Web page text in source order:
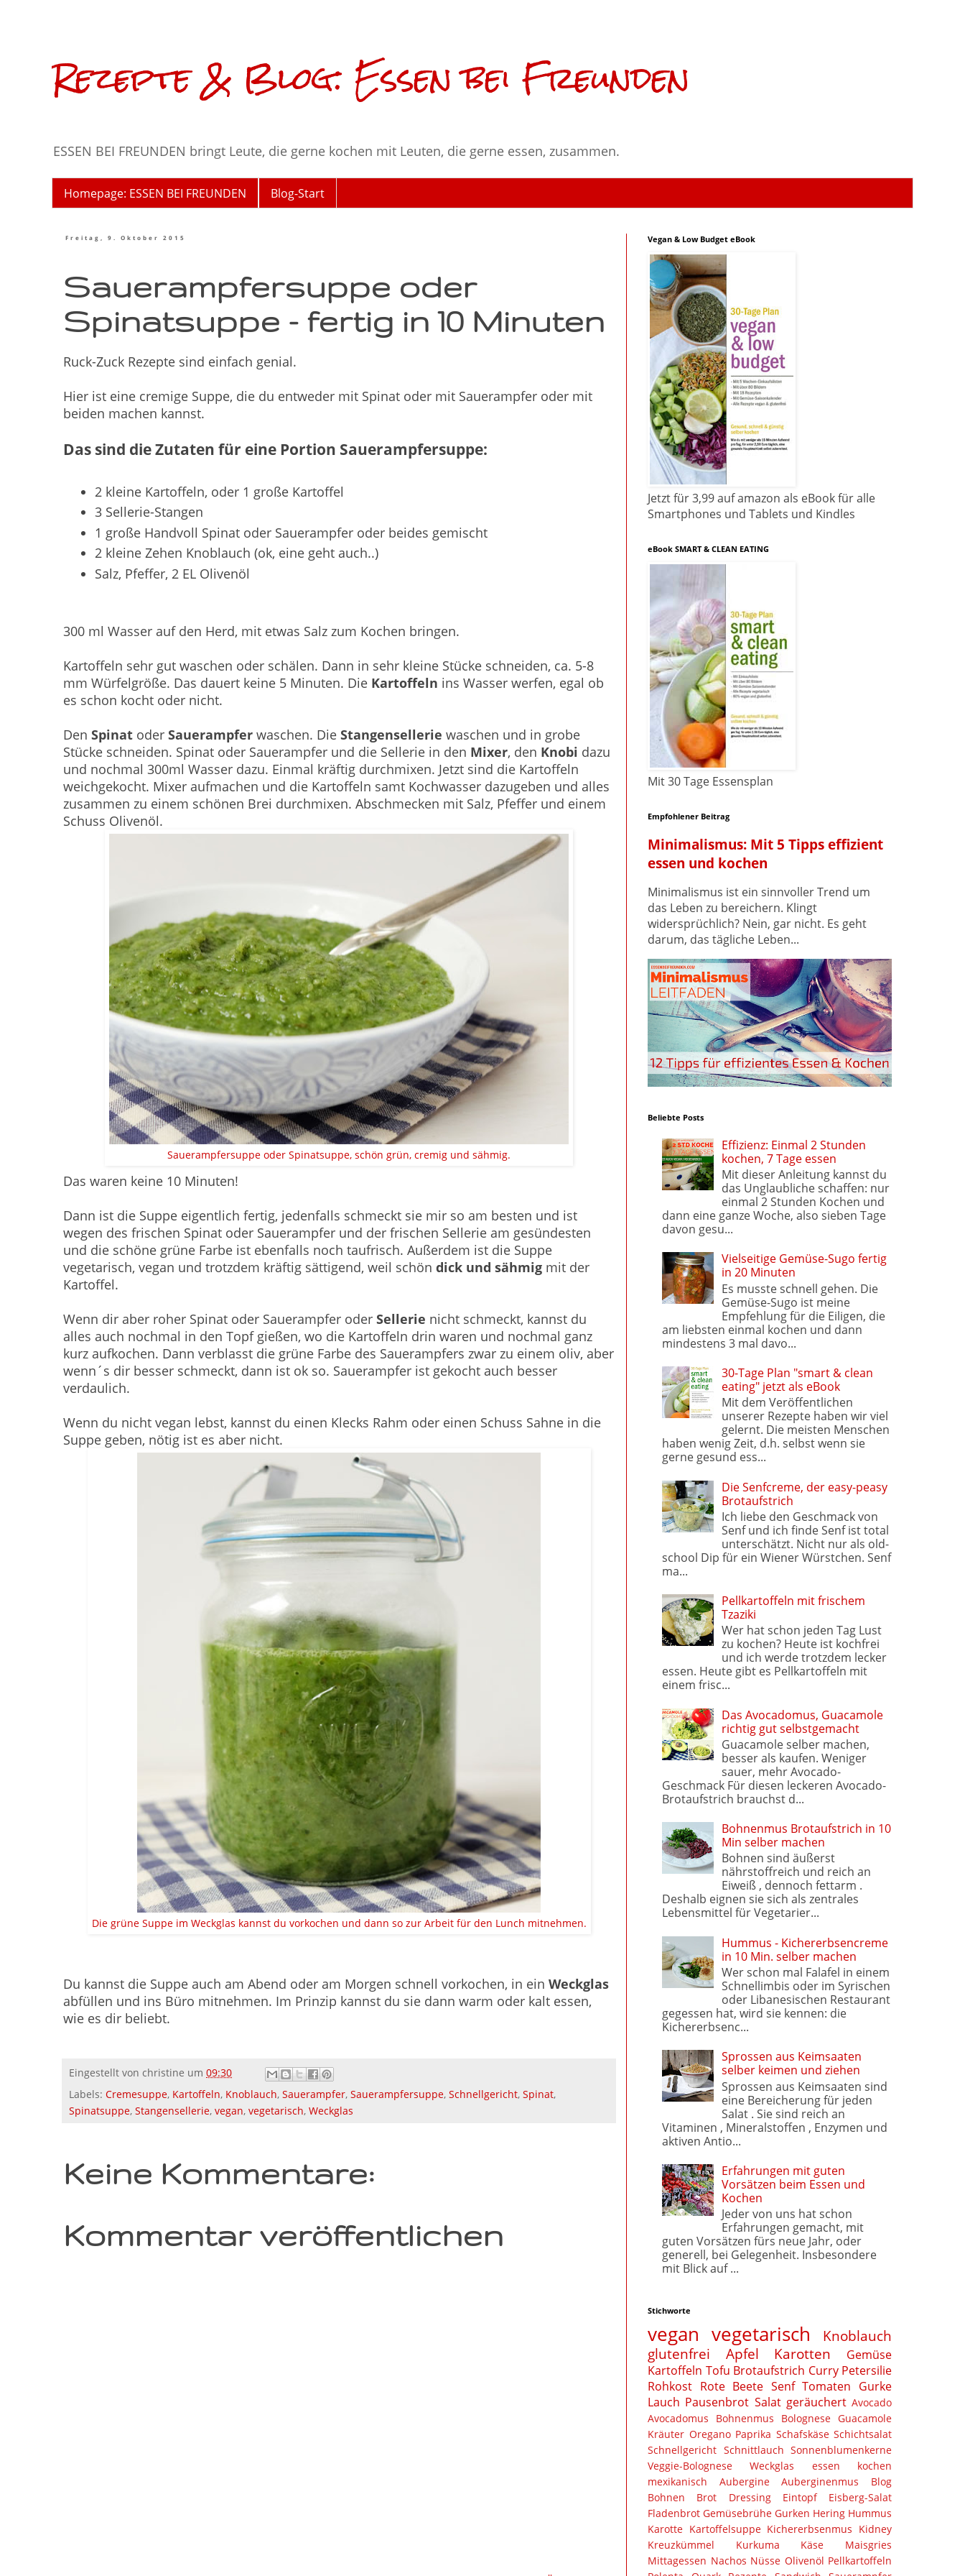
Rezepte & Blog: Essen bei Freunden
ESSEN BEI FREUNDEN bringt Leute, die gerne kochen mit Leuten, die gerne essen, zusammen.
Homepage: ESSEN BEI FREUNDEN Blog-Start
Freitag, 9. Oktober 2015
Sauerampfersuppe oder
Spinatsuppe - fertig in 10 Minuten
Ruck-Zuck Rezepte sind einfach genial.
Hier ist eine cremige Suppe, die du entweder mit Spinat oder mit Sauerampfer oder mit
beiden machen kannst.
Das sind die Zutaten für eine Portion Sauerampfersuppe:
2 kleine Kartoffeln, oder 1 große Kartoffel
3 Sellerie-Stangen
1 große Handvoll Spinat oder Sauerampfer oder beides gemischt
2 kleine Zehen Knoblauch (ok, eine geht auch..)
Salz, Pfeffer, 2 EL Olivenöl
300 ml Wasser auf den Herd, mit etwas Salz zum Kochen bringen.
Kartoffeln sehr gut waschen oder schälen. Dann in sehr kleine Stücke schneiden, ca. 5-8
mm Würfelgröße. Das dauert keine 5 Minuten. Die Kartoffeln ins Wasser werfen, egal ob
es schon kocht oder nicht.
Den Spinat oder Sauerampfer waschen. Die Stangensellerie waschen und in grobe
Stücke schneiden. Spinat oder Sauerampfer und die Sellerie in den Mixer, den Knobi dazu
und nochmal 300ml Wasser dazu. Einmal kräftig durchmixen. Jetzt sind die Kartoffeln
weichgekocht. Mixer aufmachen und die Kartoffeln samt Kochwasser dazugeben und alles
zusammen zu einem schönen Brei durchmixen. Abschmecken mit Salz, Pfeffer und einem
Schuss Olivenöl.
Sauerampfersuppe oder Spinatsuppe, schön grün, cremig und sähmig.
Das waren keine 10 Minuten!
Dann ist die Suppe eigentlich fertig, jedenfalls schmeckt sie mir so am besten und ist
wegen des frischen Spinat oder Sauerampfer und der frischen Sellerie am gesündesten
und die schöne grüne Farbe ist ebenfalls noch taufrisch. Außerdem ist die Suppe
vegetarisch, vegan und trotzdem kräftig sättigend, weil schön dick und sähmig mit der
Kartoffel.
Wenn dir aber roher Spinat oder Sauerampfer oder Sellerie nicht schmeckt, kannst du
alles auch nochmal in den Topf gießen, wo die Kartoffeln drin waren und nochmal ganz
kurz aufkochen. Dann verblasst die grüne Farbe des Sauerampfers zwar zu einem oliv, aber
wenn´s dir besser schmeckt, dann ist ok so. Sauerampfer ist gekocht auch besser
verdaulich.
Wenn du nicht vegan lebst, kannst du einen Klecks Rahm oder einen Schuss Sahne in die
Suppe geben, nötig ist es aber nicht.
Die grüne Suppe im Weckglas kannst du vorkochen und dann so zur Arbeit für den Lunch mitnehmen.
Du kannst die Suppe auch am Abend oder am Morgen schnell vorkochen, in ein Weckglas
abfüllen und ins Büro mitnehmen. Im Prinzip kannst du sie dann warm oder kalt essen,
wie es dir beliebt.
Eingestellt von christine um 09:30
Labels: Cremesuppe, Kartoffeln, Knoblauch, Sauerampfer, Sauerampfersuppe, Schnellgericht, Spinat,
Spinatsuppe, Stangensellerie, vegan, vegetarisch, Weckglas
Keine Kommentare:
Kommentar veröffentlichen
Vegan & Low Budget eBook
Jetzt für 3,99 auf amazon als eBook für alle
Smartphones und Tablets und Kindles
eBook SMART & CLEAN EATING
Mit 30 Tage Essensplan
Empfohlener Beitrag
Minimalismus: Mit 5 Tipps effizient
essen und kochen
Minimalismus ist ein sinnvoller Trend um
das Leben zu bereichern. Klingt
widersprüchlich? Nein, gar nicht. Es geht
darum, das tägliche Leben...
Beliebte Posts
Effizienz: Einmal 2 Stunden
kochen, 7 Tage essen
Mit dieser Anleitung kannst du
das Unglaubliche schaffen: nur
einmal 2 Stunden Kochen und
dann eine ganze Woche, also sieben Tage
davon gesu...
Vielseitige Gemüse-Sugo fertig
in 20 Minuten
Es musste schnell gehen. Die
Gemüse-Sugo ist meine
Empfehlung für die Eiligen, die
am liebsten einmal kochen und dann
mindestens 3 mal davo...
30-Tage Plan "smart & clean
eating" jetzt als eBook
Mit dem Veröffentlichen
unserer Rezepte haben wir viel
gelernt. Die meisten Menschen
haben wenig Zeit, d.h. selbst wenn sie
gerne gesund ess...
Die Senfcreme, der easy-peasy
Brotaufstrich
Ich liebe den Geschmack von
Senf und ich finde Senf ist total
unterschätzt. Nicht nur als old-
school Dip für ein Wiener Würstchen. Senf
ma...
Pellkartoffeln mit frischem
Tzaziki
Wer hat schon jeden Tag Lust
zu kochen? Heute ist kochfrei
und ich werde trotzdem lecker
essen. Heute gibt es Pellkartoffeln mit
einem frisc...
Das Avocadomus, Guacamole
richtig gut selbstgemacht
Guacamole selber machen,
besser als kaufen. Weniger
sauer, mehr Avocado-
Geschmack Für diesen leckeren Avocado-
Brotaufstrich brauchst d...
Bohnenmus Brotaufstrich in 10
Min selber machen
Bohnen sind äußerst
nährstoffreich und reich an
Eiweiß , dennoch fettarm .
Deshalb eignen sie sich als zentrales
Lebensmittel für Vegetarier...
Hummus - Kichererbsencreme
in 10 Min. selber machen
Wer schon mal Falafel in einem
Schnellimbis oder im Syrischen
oder Libanesischen Restaurant
gegessen hat, wird sie kennen: die
Kichererbsenc...
Sprossen aus Keimsaaten
selber keimen und ziehen
Sprossen aus Keimsaaten sind
eine Bereicherung für jeden
Salat . Sie sind reich an
Vitaminen , Mineralstoffen , Enzymen und
aktiven Antio...
Erfahrungen mit guten
Vorsätzen beim Essen und
Kochen
Jeder von uns hat schon
Erfahrungen gemacht, mit
guten Vorsätzen fürs neue Jahr, oder
generell, bei Gelegenheit. Insbesondere
mit Blick auf ...
Stichworte
vegan vegetarisch
Knoblauch
glutenfrei
Apfel Karotten
Gemüse
Kartoffeln Tofu Brotaufstrich Curry Petersilie
Rohkost Rote Beete Senf Tomaten Gurke
Lauch Pausenbrot Salat geräuchert Avocado
Avocadomus
Bohnenmus Bolognese Guacamole
Kräuter Oregano Paprika Schafskäse Schichtsalat
Schnellgericht Schnittlauch Sonnenblumenkerne
Veggie-Bolognese
Weckglas essen
kochen
mexikanisch
Aubergine Auberginenmus
Blog
Bohnen
Brot Dressing Eintopf
Eisberg-Salat
Fladenbrot Gemüsebrühe Gurken Hering Hummus
Karotte Kartoffelsuppe Kichererbsenmus Kidney
Kreuzkümmel
Kurkuma Käse
Maisgries
Mittagessen Nachos Nüsse Olivenöl Pellkartoffeln